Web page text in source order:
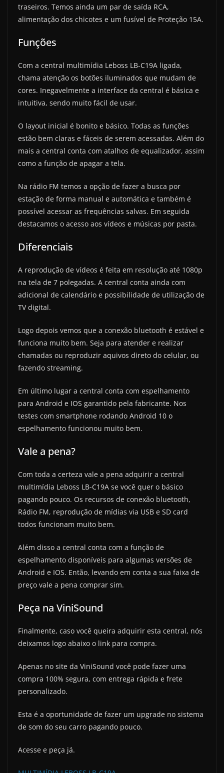
traseiros. Temos ainda um par de saída RCA,
alimentação dos chicotes e um fusível de Proteção 15A.
Funções
Com a central multimídia Leboss LB-C19A ligada,
chama atenção os botões iluminados que mudam de
cores. Inegavelmente a interface da central é básica e
intuitiva, sendo muito fácil de usar.
O layout inicial é bonito e básico. Todas as funções
estão bem claras e fáceis de serem acessadas. Além do
mais a central conta com atalhos de equalizador, assim
como a função de apagar a tela.
Na rádio FM temos a opção de fazer a busca por
estação de forma manual e automática e também é
possível acessar as frequências salvas. Em seguida
destacamos o acesso aos vídeos e músicas por pasta.
Diferenciais
A reprodução de vídeos é feita em resolução até 1080p
na tela de 7 polegadas. A central conta ainda com
adicional de calendário e possibilidade de utilização de
TV digital.
Logo depois vemos que a conexão bluetooth é estável e
funciona muito bem. Seja para atender e realizar
chamadas ou reproduzir aquivos direto do celular, ou
fazendo streaming.
Em último lugar a central conta com espelhamento
para Android e IOS garantido pela fabricante. Nos
testes com smartphone rodando Android 10 o
espelhamento funcionou muito bem.
Vale a pena?
Com toda a certeza vale a pena adquirir a central
multimídia Leboss LB-C19A se você quer o básico
pagando pouco. Os recursos de conexão bluetooth,
Rádio FM, reprodução de mídias via USB e SD card
todos funcionam muito bem.
Além disso a central conta com a função de
espelhamento disponíveis para algumas versões de
Android e IOS. Então, levando em conta a sua faixa de
preço vale a pena comprar sim.
Peça na ViniSound
Finalmente, caso você queira adquirir esta central, nós
deixamos logo abaixo o link para compra.
Apenas no site da ViniSound você pode fazer uma
compra 100% segura, com entrega rápida e frete
personalizado.
Esta é a oportunidade de fazer um upgrade no sistema
de som do seu carro pagando pouco.
Acesse e peça já.